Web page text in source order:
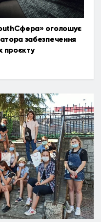
оголошує
забезпечення
проєкту